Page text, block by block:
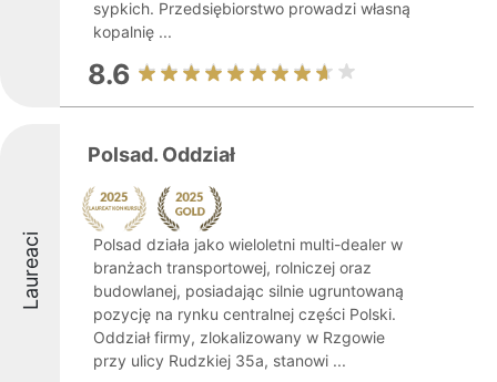
sypkich. Przedsiębiorstwo prowadzi własną
kopalnię ...
8.6
Laureaci
Polsad. Oddział
Polsad działa jako wieloletni multi-dealer w
branżach transportowej, rolniczej oraz
budowlanej, posiadając silnie ugruntowaną
pozycję na rynku centralnej części Polski.
Oddział firmy, zlokalizowany w Rzgowie
przy ulicy Rudzkiej 35a, stanowi ...